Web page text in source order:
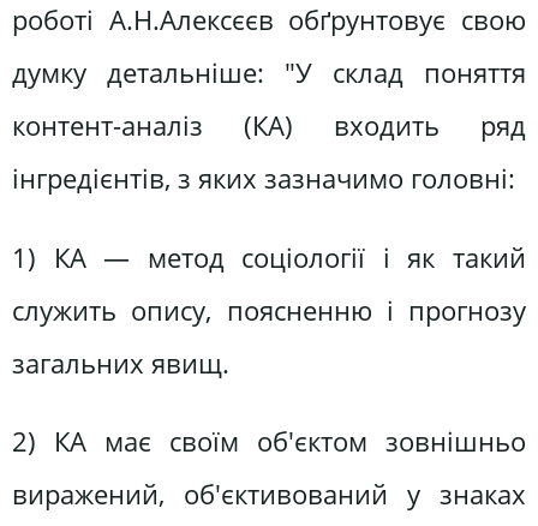
роботі А.Н.Алексєєв обґрунтовує свою
думку детальніше: "У склад поняття
контент-аналіз (КА) входить ряд
інгредієнтів, з яких зазначимо головні:
1) КА — метод соціології і як такий
служить опису, поясненню і прогнозу
загальних явищ.
2) КА має своїм об'єктом зовнішньо
виражений, об'єктивований у знаках